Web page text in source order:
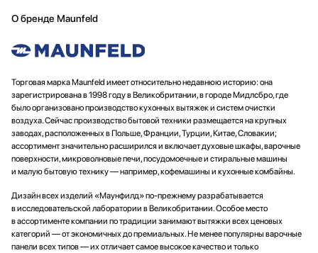
О бренде Maunfeld
Торговая марка Maunfeld имеет относительно недавнюю историю: она
зарегистрирована в 1998 году в Великобритании, в городе Мидлсбро, где
было организовано производство кухонных вытяжек и систем очистки
воздуха. Сейчас производство бытовой техники размещается на крупных
заводах, расположенных в Польше, Франции, Турции, Китае, Словакии;
ассортимент значительно расширился и включает духовые шкафы, варочные
поверхности, микроволновые печи, посудомоечные и стиральные машины
и малую бытовую технику — например, кофемашины и кухонные комбайны.
Дизайн всех изделий «Маунфилд» по-прежнему разрабатывается
в исследовательской лаборатории в Великобритании. Особое место
в ассортименте компании по традиции занимают вытяжки всех ценовых
категорий — от экономичных до премиальных. Не менее популярны варочные
панели всех типов — их отличает самое высокое качество и только